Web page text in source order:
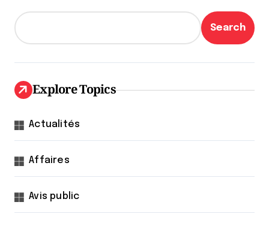
Search
Explore Topics
Actualités
Affaires
Avis public